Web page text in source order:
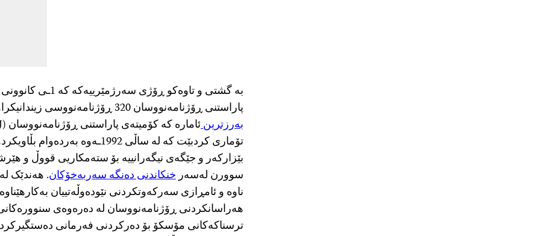
پاراستنی ڕۆژنامەنووسان 320 ڕۆژنامەنووسی زیندانیکراوی تۆمارکردووە، ئەوەش
بەرزترین
تۆماری کردبێت کە لە ساڵی
بێزارکەر و جێگەی نیگەرانییە بۆ ستەمکاریی قووڵ و
سوورن لەسەرخنکاندنی دەنگە سەربەخۆکان. هەندێک
ناوە و ئامڕازی سەرکەوتکردنی نێودەوڵەتییان
هەراسانکردنی ڕۆژنامەنووسان لە دەرەوەی
ترسناکەکانی مۆسکۆ بۆ دەرکردنی فەرمانی